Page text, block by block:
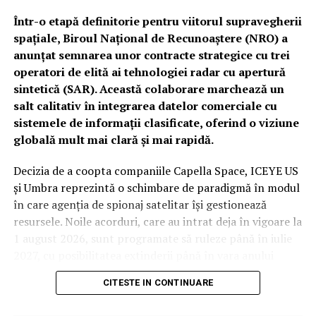
Într-o etapă definitorie pentru viitorul supravegherii
spațiale, Biroul Național de Recunoaștere (NRO) a
anunțat semnarea unor contracte strategice cu trei
operatori de elită ai tehnologiei radar cu apertură
sintetică (SAR). Această colaborare marchează un
salt calitativ în integrarea datelor comerciale cu
sistemele de informații clasificate, oferind o viziune
globală mult mai clară și mai rapidă.
Decizia de a coopta companiile Capella Space, ICEYE US
și Umbra reprezintă o schimbare de paradigmă în modul
în care agenția de spionaj satelitar își gestionează
resursele. Noile acorduri, care au intrat deja în vigoare la
1 august 2026, sunt programate să ruleze până în iulie
2029. Deși valorile financiare rămân confidențiale din
cauza bugetului clasificat al agenției, impactul
CITESTE IN CONTINUARE